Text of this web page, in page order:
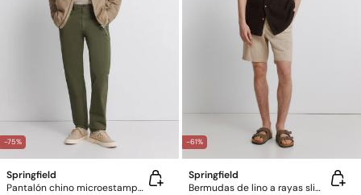
-75%
Springfield
Pantalón chino microestampado slim fit
-61%
Springfield
Bermudas de lino a rayas slim fit